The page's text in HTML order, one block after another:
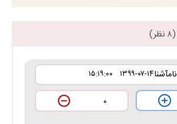
(۸ نظر)
نامآشنا۱۳۹۹-۰۷-۱۴ ۱۵:۱۹:۰۰
۰